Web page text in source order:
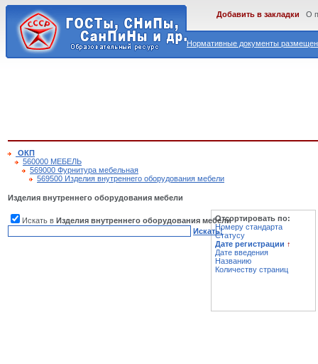
Нормативные документы
Добавить в закладки О
ОКП
560000 МЕБЕЛЬ
569000 Фурнитура мебельная
569500 Изделия внутреннего оборудования мебели
Изделия внутреннего оборудования мебели
Искать в Изделия внутреннего оборудования мебели
Искать!
Отсортировать по:
Номеру стандарта
Статусу
Дате регистрации ↑
Дате введения
Названию
Количеству страниц